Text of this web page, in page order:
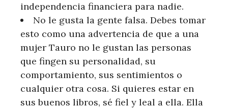
independencia financiera para nadie.
No le gusta la gente falsa. Debes tomar
esto como una advertencia de que a una
mujer Tauro no le gustan las personas
que fingen su personalidad, su
comportamiento, sus sentimientos o
cualquier otra cosa. Si quieres estar en
sus buenos libros, sé fiel y leal a ella. Ella